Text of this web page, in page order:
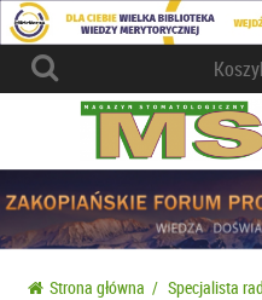
Strona główna / Specjalista